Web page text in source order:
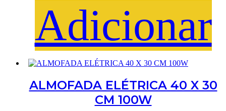
Adicionar
ALMOFADA ELÉTRICA 40 X 30
CM 100W